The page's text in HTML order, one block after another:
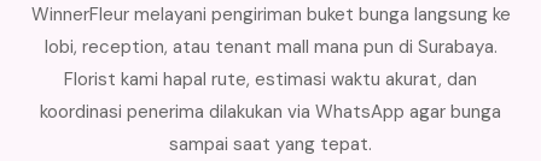
WinnerFleur melayani pengiriman buket bunga langsung ke
lobi, reception, atau tenant mall mana pun di Surabaya.
Florist kami hapal rute, estimasi waktu akurat, dan
koordinasi penerima dilakukan via WhatsApp agar bunga
sampai saat yang tepat.